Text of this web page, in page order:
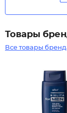
Товары
Все товары